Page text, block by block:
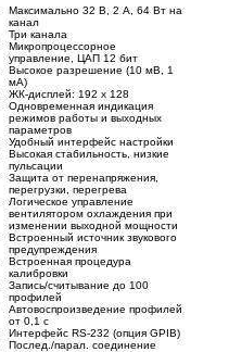
Максимально 32 В, 2 А, 64 Вт на
канал
Три канала
Микропроцессорное
управление, ЦАП 12 бит
Высокое разрешение (10 мВ, 1
мА)
ЖК-дисплей: 192 x 128
Одновременная индикация
режимов работы и выходных
параметров
Удобный интерфейс настройки
Высокая стабильность, низкие
пульсации
Защита от перенапряжения,
перегрузки, перегрева
Логическое управление
вентилятором охлаждения при
изменении выходной мощности
Встроенный источник звукового
предупреждения
Встроенная процедура
калибровки
Запись/считывание до 100
профилей
Автовоспроизведение профилей
от 0,1 с
Интерфейс RS-232 (опция GPIB)
Послед./парал. соединение